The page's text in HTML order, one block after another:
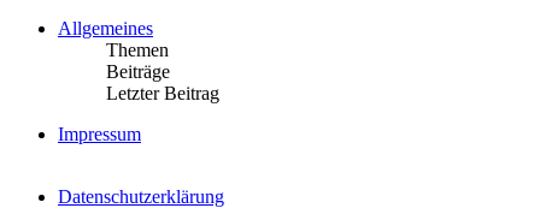
Allgemeines
Themen
Beiträge
Letzter Beitrag
Impressum
Datenschutzerklärung